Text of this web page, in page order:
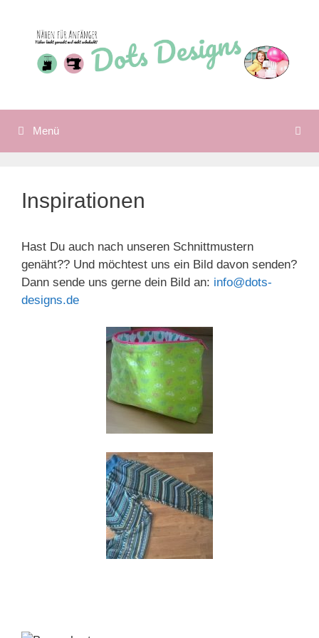
springen
Menü
Inspirationen
Hast Du auch nach unseren Schnittmustern
genäht?? Und möchtest uns ein Bild davon senden?
Dann sende uns gerne dein Bild an: info@dots-
designs.de